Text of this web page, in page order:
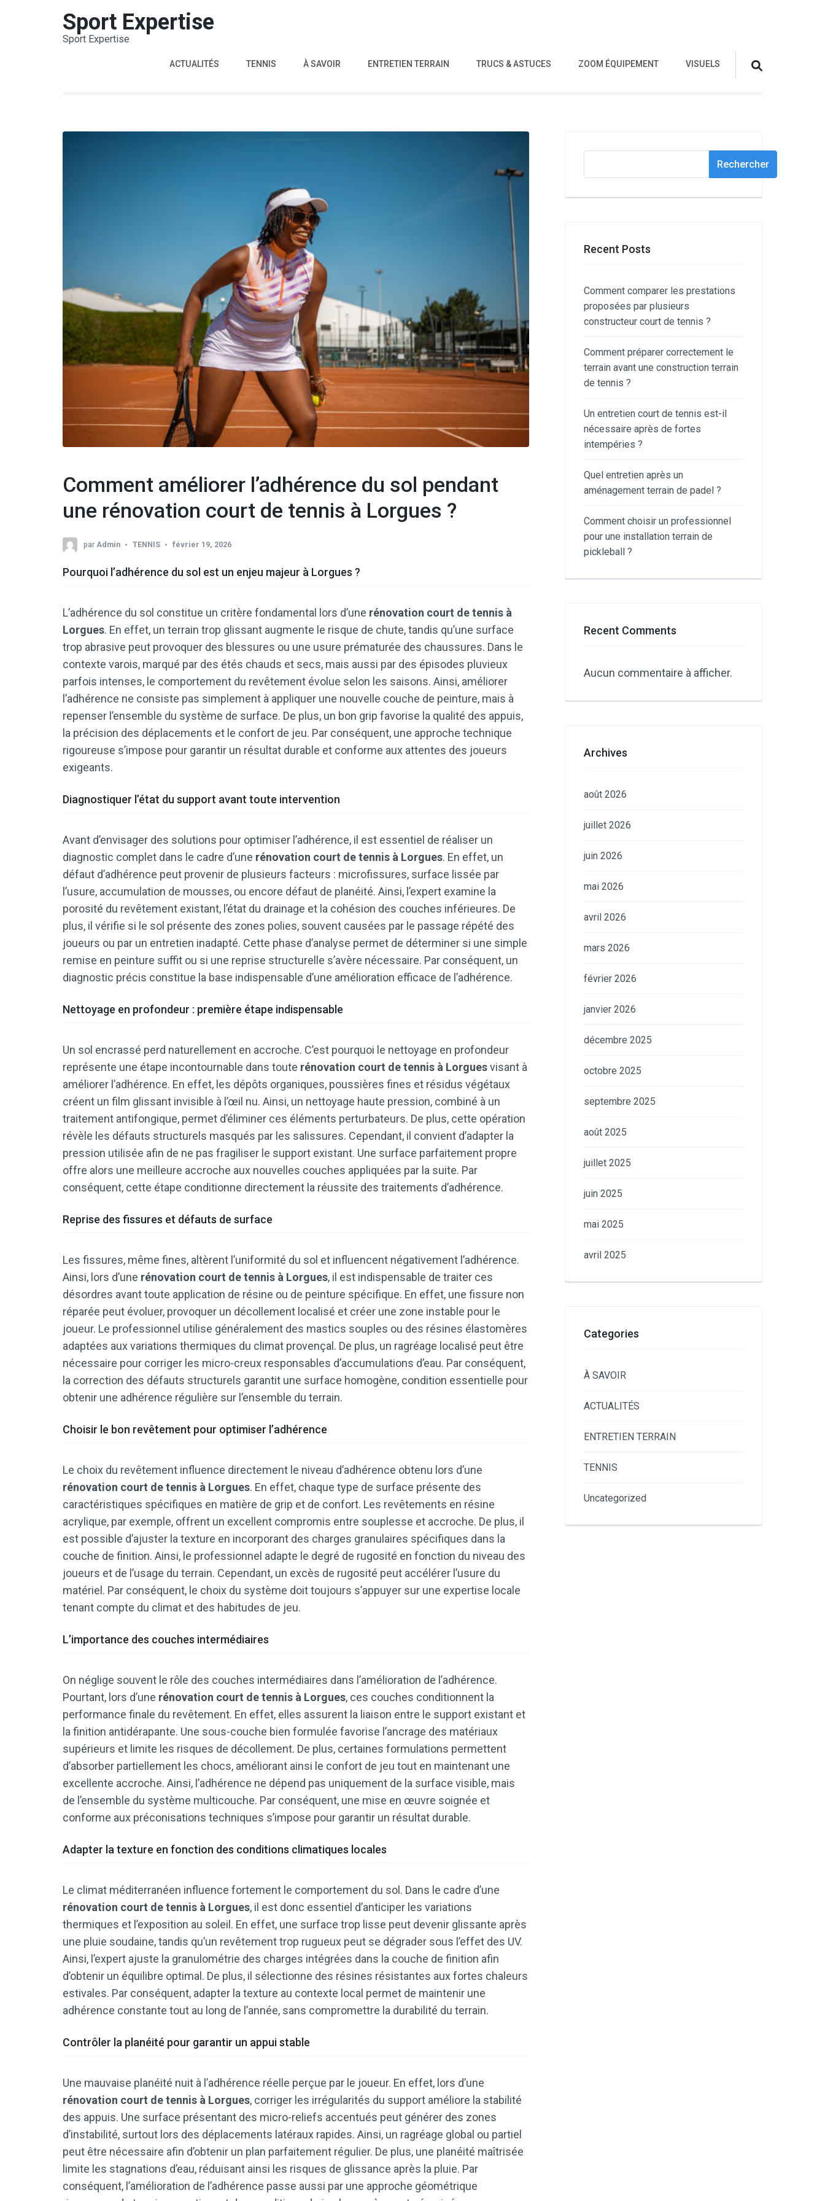
Sport Expertise
Sport Expertise
ACTUALITÉS TENNIS À SAVOIR ENTRETIEN TERRAIN TRUCS & ASTUCES ZOOM ÉQUIPEMENT VISUELS
Comment améliorer l’adhérence du sol pendant
une rénovation court de tennis à Lorgues ?
par Admin TENNIS février 19, 2026
Pourquoi l’adhérence du sol est un enjeu majeur à Lorgues ?
L’adhérence du sol constitue un critère fondamental lors d’une rénovation court de tennis à
Lorgues. En effet, un terrain trop glissant augmente le risque de chute, tandis qu’une surface
trop abrasive peut provoquer des blessures ou une usure prématurée des chaussures. Dans le
contexte varois, marqué par des étés chauds et secs, mais aussi par des épisodes pluvieux
parfois intenses, le comportement du revêtement évolue selon les saisons. Ainsi, améliorer
l’adhérence ne consiste pas simplement à appliquer une nouvelle couche de peinture, mais à
repenser l’ensemble du système de surface. De plus, un bon grip favorise la qualité des appuis,
la précision des déplacements et le confort de jeu. Par conséquent, une approche technique
rigoureuse s’impose pour garantir un résultat durable et conforme aux attentes des joueurs
exigeants.
Diagnostiquer l’état du support avant toute intervention
Avant d’envisager des solutions pour optimiser l’adhérence, il est essentiel de réaliser un
diagnostic complet dans le cadre d’une rénovation court de tennis à Lorgues. En effet, un
défaut d’adhérence peut provenir de plusieurs facteurs : microfissures, surface lissée par
l’usure, accumulation de mousses, ou encore défaut de planéité. Ainsi, l’expert examine la
porosité du revêtement existant, l’état du drainage et la cohésion des couches inférieures. De
plus, il vérifie si le sol présente des zones polies, souvent causées par le passage répété des
joueurs ou par un entretien inadapté. Cette phase d’analyse permet de déterminer si une simple
remise en peinture suffit ou si une reprise structurelle s’avère nécessaire. Par conséquent, un
diagnostic précis constitue la base indispensable d’une amélioration efficace de l’adhérence.
Nettoyage en profondeur : première étape indispensable
Un sol encrassé perd naturellement en accroche. C’est pourquoi le nettoyage en profondeur
représente une étape incontournable dans toute rénovation court de tennis à Lorguesvisant à
améliorer l’adhérence. En effet, les dépôts organiques, poussières fines et résidus végétaux
créent un film glissant invisible à l’œil nu. Ainsi, un nettoyage haute pression, combiné à un
traitement antifongique, permet d’éliminer ces éléments perturbateurs. De plus, cette opération
révèle les défauts structurels masqués par les salissures. Cependant, il convient d’adapter la
pression utilisée afin de ne pas fragiliser le support existant. Une surface parfaitement propre
offre alors une meilleure accroche aux nouvelles couches appliquées par la suite. Par
conséquent, cette étape conditionne directement la réussite des traitements d’adhérence.
Reprise des fissures et défauts de surface
Les fissures, même fines, altèrent l’uniformité du sol et influencent négativement l’adhérence.
Ainsi, lors d’une rénovation court de tennis à Lorgues, il est indispensable de traiter ces
désordres avant toute application de résine ou de peinture spécifique. En effet, une fissure non
réparée peut évoluer, provoquer un décollement localisé et créer une zone instable pour le
joueur. Le professionnel utilise généralement des mastics souples ou des résines élastomères
adaptées aux variations thermiques du climat provençal. De plus, un ragréage localisé peut être
nécessaire pour corriger les micro-creux responsables d’accumulations d’eau. Par conséquent,
la correction des défauts structurels garantit une surface homogène, condition essentielle pour
obtenir une adhérence régulière sur l’ensemble du terrain.
Choisir le bon revêtement pour optimiser l’adhérence
Le choix du revêtement influence directement le niveau d’adhérence obtenu lors d’une
rénovation court de tennis à Lorgues. En effet, chaque type de surface présente des
caractéristiques spécifiques en matière de grip et de confort. Les revêtements en résine
acrylique, par exemple, offrent un excellent compromis entre souplesse et accroche. De plus, il
est possible d’ajuster la texture en incorporant des charges granulaires spécifiques dans la
couche de finition. Ainsi, le professionnel adapte le degré de rugosité en fonction du niveau des
joueurs et de l’usage du terrain. Cependant, un excès de rugosité peut accélérer l’usure du
matériel. Par conséquent, le choix du système doit toujours s’appuyer sur une expertise locale
tenant compte du climat et des habitudes de jeu.
L’importance des couches intermédiaires
On néglige souvent le rôle des couches intermédiaires dans l’amélioration de l’adhérence.
Pourtant, lors d’une rénovation court de tennis à Lorgues, ces couches conditionnent la
performance finale du revêtement. En effet, elles assurent la liaison entre le support existant et
la finition antidérapante. Une sous-couche bien formulée favorise l’ancrage des matériaux
supérieurs et limite les risques de décollement. De plus, certaines formulations permettent
d’absorber partiellement les chocs, améliorant ainsi le confort de jeu tout en maintenant une
excellente accroche. Ainsi, l’adhérence ne dépend pas uniquement de la surface visible, mais
de l’ensemble du système multicouche. Par conséquent, une mise en œuvre soignée et
conforme aux préconisations techniques s’impose pour garantir un résultat durable.
Adapter la texture en fonction des conditions climatiques locales
Le climat méditerranéen influence fortement le comportement du sol. Dans le cadre d’une
rénovation court de tennis à Lorgues, il est donc essentiel d’anticiper les variations
thermiques et l’exposition au soleil. En effet, une surface trop lisse peut devenir glissante après
une pluie soudaine, tandis qu’un revêtement trop rugueux peut se dégrader sous l’effet des UV.
Ainsi, l’expert ajuste la granulométrie des charges intégrées dans la couche de finition afin
d’obtenir un équilibre optimal. De plus, il sélectionne des résines résistantes aux fortes chaleurs
estivales. Par conséquent, adapter la texture au contexte local permet de maintenir une
adhérence constante tout au long de l’année, sans compromettre la durabilité du terrain.
Contrôler la planéité pour garantir un appui stable
Une mauvaise planéité nuit à l’adhérence réelle perçue par le joueur. En effet, lors d’une
rénovation court de tennis à Lorgues, corriger les irrégularités du support améliore la stabilité
des appuis. Une surface présentant des micro-reliefs accentués peut générer des zones
d’instabilité, surtout lors des déplacements latéraux rapides. Ainsi, un ragréage global ou partiel
peut être nécessaire afin d’obtenir un plan parfaitement régulier. De plus, une planéité maîtrisée
limite les stagnations d’eau, réduisant ainsi les risques de glissance après la pluie. Par
conséquent, l’amélioration de l’adhérence passe aussi par une approche géométrique
Rechercher
Recent Posts
Comment comparer les prestations
proposées par plusieurs
constructeur court de tennis ?
Comment préparer correctement le
terrain avant une construction terrain
de tennis ?
Un entretien court de tennis est-il
nécessaire après de fortes
intempéries ?
Quel entretien après un
aménagement terrain de padel ?
Comment choisir un professionnel
pour une installation terrain de
pickleball ?
Recent Comments
Aucun commentaire à afficher.
Archives
août 2026
juillet 2026
juin 2026
mai 2026
avril 2026
mars 2026
février 2026
janvier 2026
décembre 2025
octobre 2025
septembre 2025
août 2025
juillet 2025
juin 2025
mai 2025
avril 2025
Categories
À SAVOIR
ACTUALITÉS
ENTRETIEN TERRAIN
TENNIS
Uncategorized